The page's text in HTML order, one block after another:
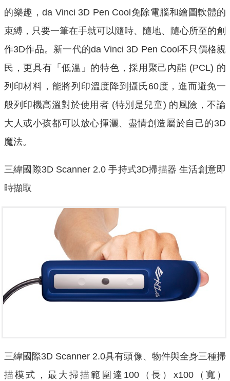
的樂趣，da Vinci 3D Pen Cool免除電腦和繪圖軟體的
束縛，只要一筆在手就可以隨時、隨地、隨心所至的創
作3D作品。新一代的da Vinci 3D Pen Cool不只價格親
民，更具有「低溫」的特色，採用聚己內酯 (PCL) 的
列印材料，能將列印溫度降到攝氏60度，進而避免一
般列印機高溫對於使用者 (特別是兒童) 的風險，不論
大人或小孩都可以放心揮灑、盡情創造屬於自己的3D
魔法。
三緯國際3D Scanner 2.0 手持式3D掃描器 生活創意即
時擷取
三緯國際3D Scanner 2.0具有頭像、物件與全身三種掃
描模式，最大掃描範圍達100（長）x100（寬）